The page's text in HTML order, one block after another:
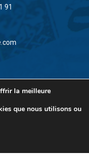
91
la meilleure
que nous utilisons ou